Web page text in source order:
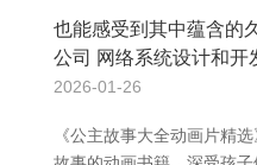
也能感受到其中蕴含的
公司 网络系统设计和开
2026-01-26
《公主故事大全动画片精